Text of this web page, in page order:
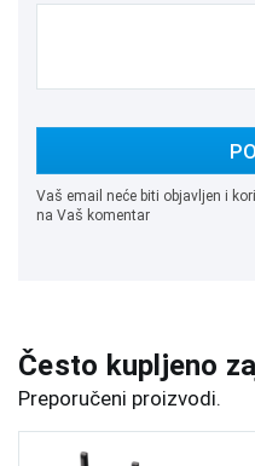
Vaš email neće biti objavljen i
na Vaš komentar
Često kupljeno
Preporučeni proizvodi.